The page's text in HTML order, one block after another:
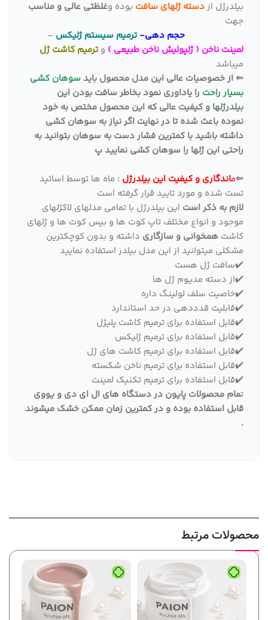
بیلدرژل ازدسته ژلهای سافت بوده وغلظتی عالی و مناسب
جهت
حجم دهی-ترمیم سیستم ژلیکس –
لمینت ناخن ( ژلپولیش ناخن طبیعی ) وترمیم کاشت ژل
میباشد
⇐ از خصوصیات عالی این مدل محصول بایدسوهان کشی
بسیار راحت را یاداوری نمود بخاطر سافت بودن این
بیلدرژلها و کیفیت عالی که این محصول مختص به خود
نموده باعث شده تا در نهایت اگر نیاز به سوهان کشی
داشته باشید با کمترین فشار دست به سوهان بتوانید به
راحتی این ژلها را سوهان کشی نمایید پ
⇐ماندگاری و کیفیت این بیلدرژل ؛ ماه ها توسط اساتید
تست شده و مورد تایید قرار گرفته است
لازم به ذکر است این بیلدرژل با تمامی مدلهای لاکژلهای
موجود و انواع مختلف تاپ کوت ها و بیس کوت ها و ژلهای
کاشت همخوانی و سازگاری داشته و بدون کوچکترین
مشکلی میتوانید از این مدل بیلدر استفاده نمایید
✔️سافت ژل هست
✔️از دسته مدیوم ژل ها
✔️خاصیت سلف لولینگ داره
✔️قابلیت قدددهی در حد استاندارد
✔️قابل استفاده برای ترمیم کاشت پلیژل
✔️قابل استفاده برای ترمیم ژلیکس
✔️قابل استفاده برای ترمیم کاشت های ژل
✔️قابل استفاده برای ترمیم ناخن شکسته
✔️قابل استفاده برای ترمیم تکنیک لمینت
تمام محصولات پایون در دستگاه های ال ای دی و یووی
قابل استفاده بوده و در کمترین زمان ممکن خشک میشوند
.
محصولات مرتبط